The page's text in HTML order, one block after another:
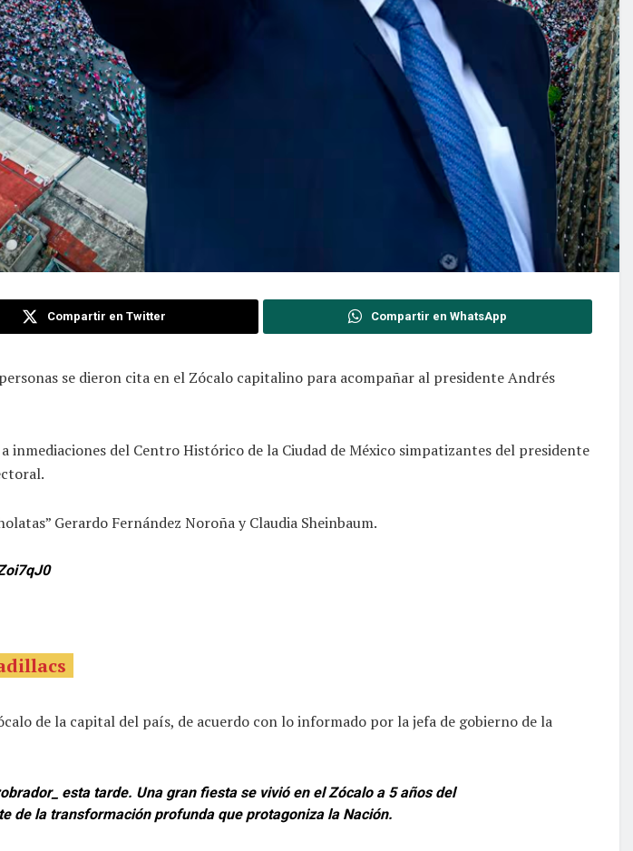
Compartir en Twitter Compartir en WhatsApp
se dieron cita en el Zócalo capitalino para acompañar al presidente Andrés
del Centro Histórico de la Ciudad de México simpatizantes del presidente
Gerardo Fernández Noroña y Claudia Sheinbaum.
de la capital del país, de acuerdo con lo informado por la jefa de gobierno de la
esta tarde. Una gran fiesta se vivió en el Zócalo a 5 años del
de la transformación profunda que protagoniza la Nación.